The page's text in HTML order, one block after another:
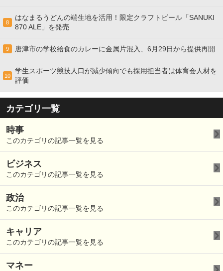
8
はなまるうどんの端生地を活用！限定クラフトビール「SANUKI
870 ALE」を発売
9 唐津市の学校給食のカレーに金属片混入、6月29日から提供再開
10
学生スポーツ競技人口が減少傾向でも採用担当者は体育会人材を
評価
カテゴリ一覧
時事
このカテゴリの記事一覧を見る
ビジネス
このカテゴリの記事一覧を見る
政治
このカテゴリの記事一覧を見る
キャリア
このカテゴリの記事一覧を見る
マネー